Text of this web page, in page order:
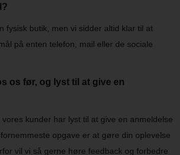
fysisk butik, men vi sidder altid klar til at
på enten telefon, mail eller de sociale
os før, og lyst til at give en
kunder har lyst til at give en anmeldelse
fornemmeste opgave er at gøre din oplevelse
vil vi så gerne høre feedback og forbedre